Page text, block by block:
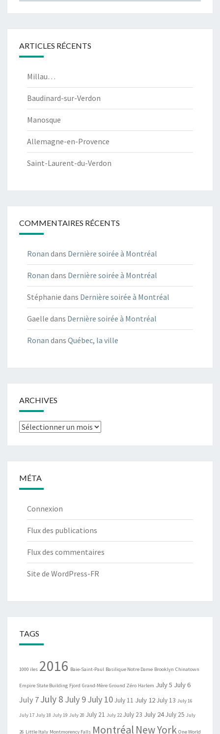
ARTICLES RÉCENTS
Millau…
Baudinard-sur-Verdon
Manosque
Allemagne-en-Provence
Saint-Laurent-du-Verdon
COMMENTAIRES RÉCENTS
Ronan dans Dernière soirée à Montréal
Ronan dans Dernière soirée à Montréal
Stéphanie dans Dernière soirée à Montréal
Gaelle dans Dernière soirée à Montréal
Ronan dans Québec, la ville
ARCHIVES
Archives
MÉTA
Connexion
Flux des publications
Flux des commentaires
Site de WordPress-FR
TAGS
1000 iles 2016 Baie-Saint-Paul Basilique Notre Dame Brooklyn Chinatown
Empire State Building Fjord Grand-Mère Ground Zéro Harlem July 5 July 6
July 7 July 8 July 9July 10July 11 July 12July 13 July 16
July 17 July 18 July 19 July 20 July 21 July 22 July 23 July 24July 25 July
26 Little Italy Montmorency Falls Montréal New York One World